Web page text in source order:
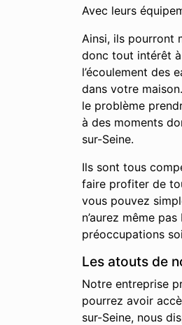
Avec leurs
Ainsi, ils pourront
donc tout intérêt
l’écoulement des
dans votre
le problème
à des moments
sur-Seine.
Ils sont tous
faire profiter de
vous pouvez
n’aurez même
préoccupations
Les atouts de
Notre entreprise
pourrez avoir
sur-Seine, nous